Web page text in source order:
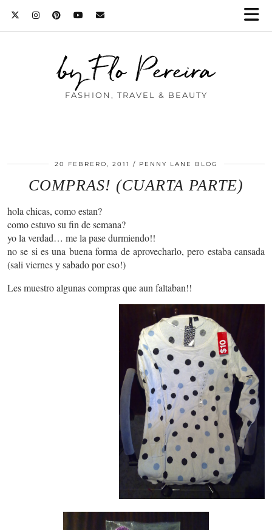
by Flo Pereira
FASHION, TRAVEL & BEAUTY
20 FEBRERO, 2011 PENNY LANE BLOG
COMPRAS! (CUARTA PARTE)
hola chicas, como estan?
como estuvo su fin de semana?
yo la verdad… me la pase durmiendo!!
no se si es una buena forma de aprovecharlo, pero estaba cansada
(sali viernes y sabado por eso!)
Les muestro algunas compras que aun faltaban!!